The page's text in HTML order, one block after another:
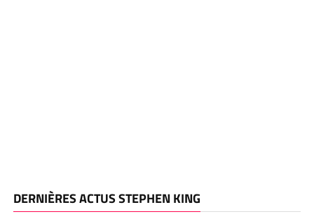
DERNIÈRES ACTUS STEPHEN KING